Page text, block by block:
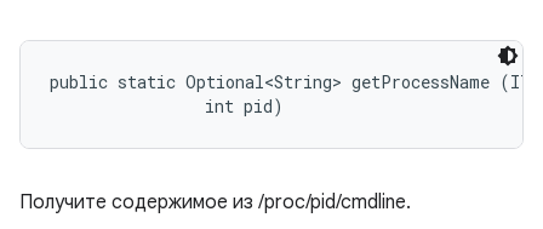
public static Optional<String> getProcessName
                int pid)
Получите содержимое из /proc/pid/cmdline.